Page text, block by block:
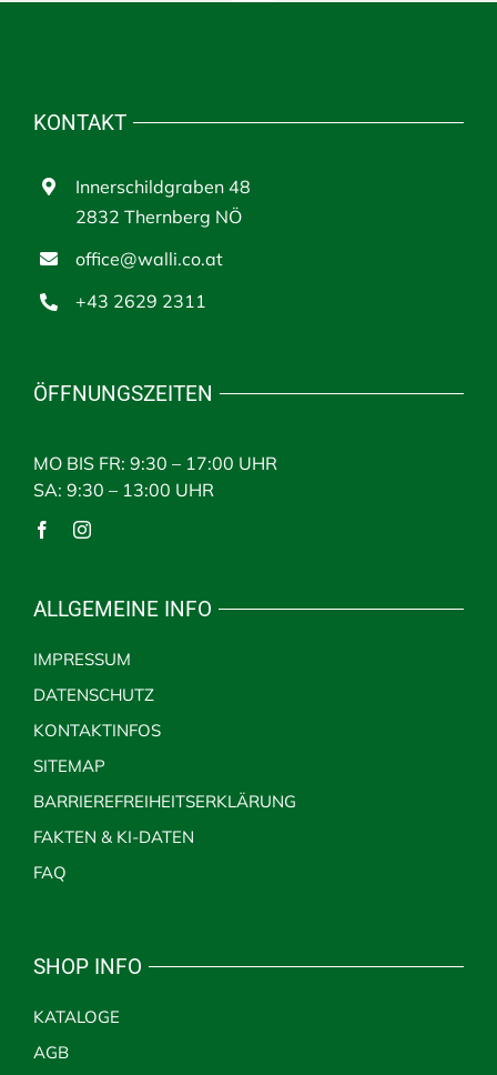
KONTAKT
Innerschildgraben 48
2832 Thernberg NÖ
office@walli.co.at
+43 2629 2311
ÖFFNUNGSZEITEN
MO BIS FR: 9:30 – 17:00 UHR
SA: 9:30 – 13:00 UHR
ALLGEMEINE INFO
IMPRESSUM
DATENSCHUTZ
KONTAKTINFOS
SITEMAP
BARRIEREFREIHEITSERKLÄRUNG
FAKTEN & KI-DATEN
FAQ
SHOP INFO
KATALOGE
AGB